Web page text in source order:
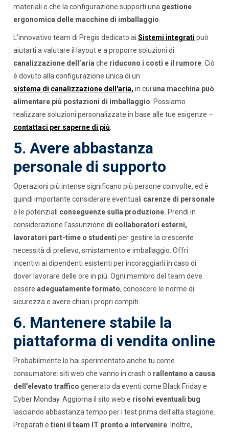
materiali e che la configurazione supporti una gestione
ergonomica delle macchine di imballaggio.
L'innovativo team di Pregis dedicato ai Sistemi integrati può
aiutarti a valutare il layout e a proporre soluzioni di
canalizzazione dell’aria che riducono i costi e il rumore. Ciò
è dovuto alla configurazione unica di un
sistema di canalizzazione dell'aria, in cui una macchina può
alimentare più postazioni di imballaggio. Possiamo
realizzare soluzioni personalizzate in base alle tue esigenze –
contattaci per saperne di più.
5. Avere abbastanza
personale di supporto
Operazioni più intense significano più persone coinvolte, ed è
quindi importante considerare eventuali carenze di personale
e le potenziali conseguenze sulla produzione. Prendi in
considerazione l'assunzione di collaboratori esterni,
lavoratori part-time o studenti per gestire la crescente
necessità di prelievo, smistamento e imballaggio. Offri
incentivi ai dipendenti esistenti per incoraggiarli in caso di
dover lavorare delle ore in più. Ogni membro del team deve
essere adeguatamente formato, conoscere le norme di
sicurezza e avere chiari i propri compiti.
6. Mantenere stabile la
piattaforma di vendita online
Probabilmente lo hai sperimentato anche tu come
consumatore: siti web che vanno in crash o rallentano a causa
dell’elevato traffico generato da eventi come Black Friday e
Cyber Monday. Aggiorna il sito web e risolvi eventuali bug
lasciando abbastanza tempo per i test prima dell'alta stagione.
Preparati e tieni il team IT pronto a intervenire. Inoltre,